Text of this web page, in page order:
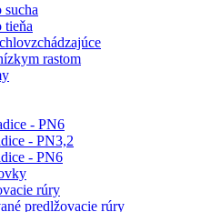
sucha
tieňa
rastom
- PN6
- PN3,2
- PN6
rúry
predlžovacie rúry